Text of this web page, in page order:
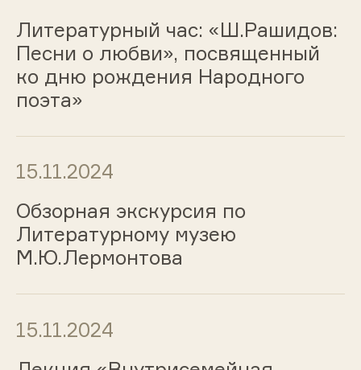
Литературный час: «Ш.Рашидов:
Песни о любви», посвященный
ко дню рождения Народного
поэта»
15.11.2024
Обзорная экскурсия по
Литературному музею
М.Ю.Лермонтова
15.11.2024